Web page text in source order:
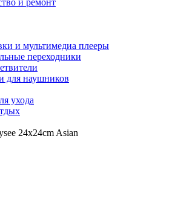
и ремонт
и мультимедиа плееры
переходники
для наушников
ухода